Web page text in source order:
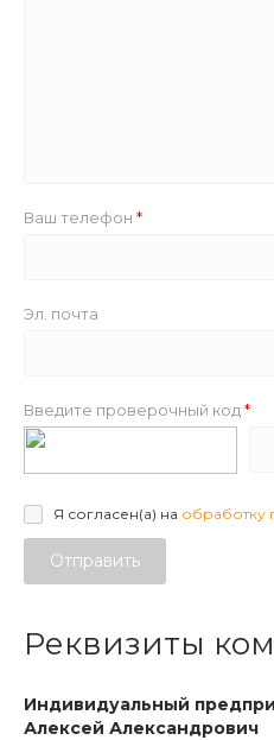
Ваш телефон
Эл. почта
Введите проверочный код
Я согласен(а) на обработку
Отправить
Реквизиты
Индивидуальный
Алексей Александрович